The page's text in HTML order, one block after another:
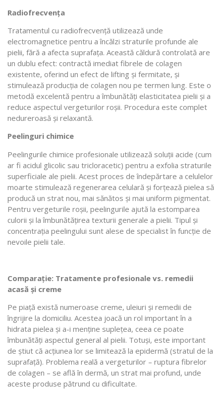
Radiofrecvența
Tratamentul cu radiofrecvență utilizează unde
electromagnetice pentru a încălzi straturile profunde ale
pielii, fără a afecta suprafața. Această căldură controlată are
un dublu efect: contractă imediat fibrele de colagen
existente, oferind un efect de lifting și fermitate, și
stimulează producția de colagen nou pe termen lung. Este o
metodă excelentă pentru a îmbunătăți elasticitatea pielii și a
reduce aspectul vergeturilor roșii. Procedura este complet
nedureroasă și relaxantă.
Peelinguri chimice
Peelingurile chimice profesionale utilizează soluții acide (cum
ar fi acidul glicolic sau tricloracetic) pentru a exfolia straturile
superficiale ale pielii. Acest proces de îndepărtare a celulelor
moarte stimulează regenerarea celulară și forțează pielea să
producă un strat nou, mai sănătos și mai uniform pigmentat.
Pentru vergeturile roșii, peelingurile ajută la estomparea
culorii și la îmbunătățirea texturii generale a pielii. Tipul și
concentrația peelingului sunt alese de specialist în funcție de
nevoile pielii tale.
Comparație: Tratamente profesionale vs. remedii
acasă și creme
Pe piață există numeroase creme, uleiuri și remedii de
îngrijire la domiciliu. Acestea joacă un rol important în a
hidrata pielea și a-i menține suplețea, ceea ce poate
îmbunătăți aspectul general al pielii. Totuși, este important
de știut că acțiunea lor se limitează la epidermă (stratul de la
suprafață). Problema reală a vergeturilor – ruptura fibrelor
de colagen – se află în dermă, un strat mai profund, unde
aceste produse pătrund cu dificultate.